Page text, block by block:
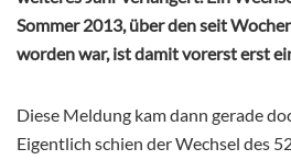
Sommer 2013, über den seit
worden war, ist damit vorerst erst
Diese Meldung kam dann gerade
Eigentlich schien der Wechsel des